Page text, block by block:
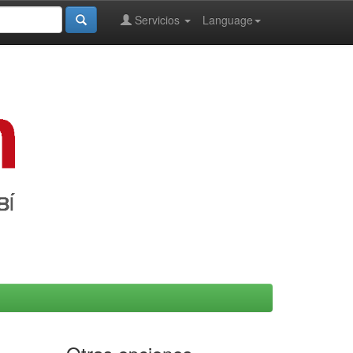
Language
Servicios